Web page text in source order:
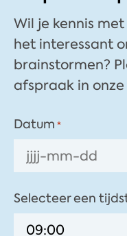
Wil je kennis
het interessant
brainstormen?
afspraak in
Datum *
Selecteer een